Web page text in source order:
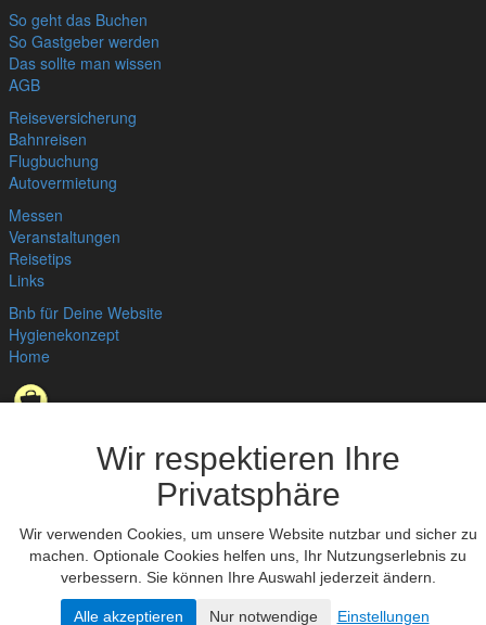
Wir respektieren Ihre
Privatsphäre
Wir verwenden Cookies, um unsere Website nutzbar und sicher zu
machen. Optionale Cookies helfen uns, Ihr Nutzungserlebnis zu
verbessern. Sie können Ihre Auswahl jederzeit ändern.
Alle akzeptieren Nur notwendige Einstellungen
So geht das Buchen
So Gastgeber werden
Das sollte man wissen
AGB
Reiseversicherung
Bahnreisen
Flugbuchung
Autovermietung
Messen
Veranstaltungen
Reisetips
Links
Bnb für Deine Website
Hygienekonzept
Home